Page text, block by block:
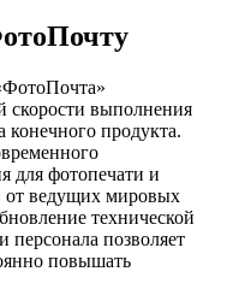
скорости выполнения
конечного продукта.
для фотопечати и
от ведущих мировых
технической
позволяет
повышать